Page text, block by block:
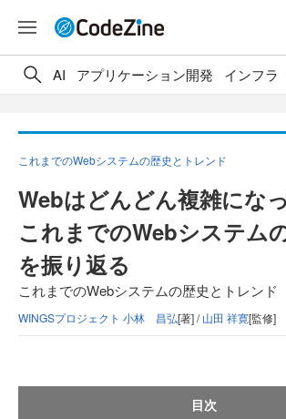
AI アプリケーション開発 インフラ
これまでのWebシステムの歴史とトレンド
Webはどんどん複雑にな
これまでのWebシステム
を振り返る
これまでのWebシステムの歴史とトレン
WINGSプロジェクト 小林 昌弘[著] /山田 祥寛[監修]
目次